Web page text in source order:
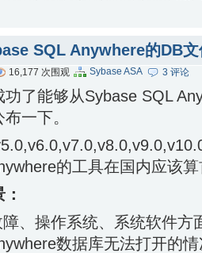
SQL Anywhere的DB
16,177 次围观 Sybase ASA 3 评论
功了能够从Sybase SQL
一下。
的工具在国内应该
、操作系统、系统软件方
数据库无法打开的